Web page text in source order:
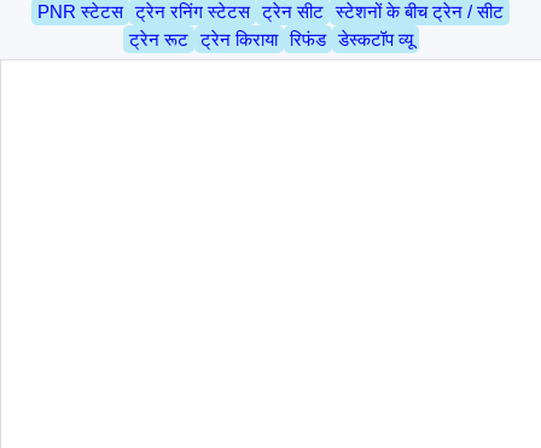
PNR स्टेटस ट्रेन रनिंग स्टेटस ट्रेन सीट स्टेशनों के बीच ट्रेन / सीट
ट्रेन रूट ट्रेन किराया रिफंड डेस्कटॉप व्यू